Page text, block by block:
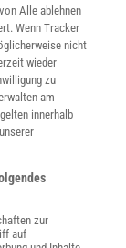
Alle ablehnen
Wenn Tracker
nicht
wieder
zu
am
innerhalb
zur
auf